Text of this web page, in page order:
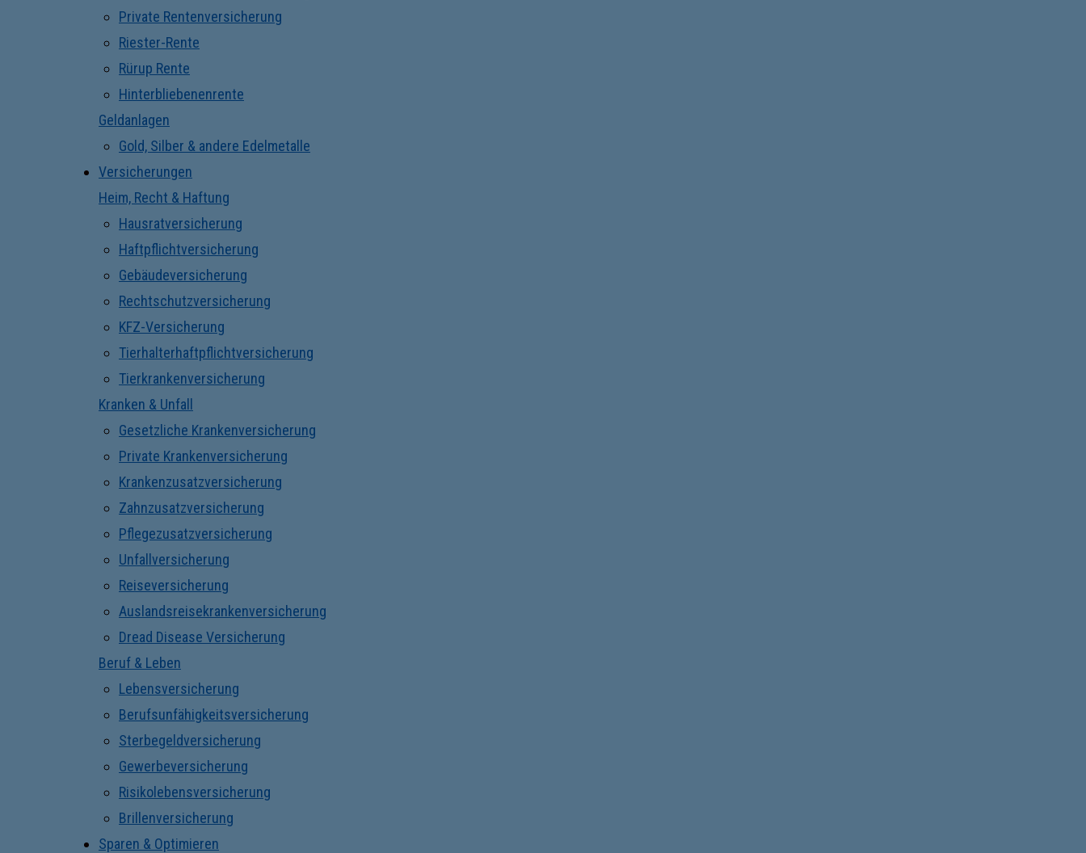
Private Rentenversicherung
Riester-Rente
Rürup Rente
Hinterbliebenenrente
Geldanlagen
Gold, Silber & andere Edelmetalle
Versicherungen
Heim, Recht & Haftung
Hausratversicherung
Haftpflichtversicherung
Gebäudeversicherung
Rechtschutzversicherung
KFZ-Versicherung
Tierhalterhaftpflichtversicherung
Tierkrankenversicherung
Kranken & Unfall
Gesetzliche Krankenversicherung
Private Krankenversicherung
Krankenzusatzversicherung
Zahnzusatzversicherung
Pflegezusatzversicherung
Unfallversicherung
Reiseversicherung
Auslandsreisekrankenversicherung
Dread Disease Versicherung
Beruf & Leben
Lebensversicherung
Berufsunfähigkeitsversicherung
Sterbegeldversicherung
Gewerbeversicherung
Risikolebensversicherung
Brillenversicherung
Sparen & Optimieren